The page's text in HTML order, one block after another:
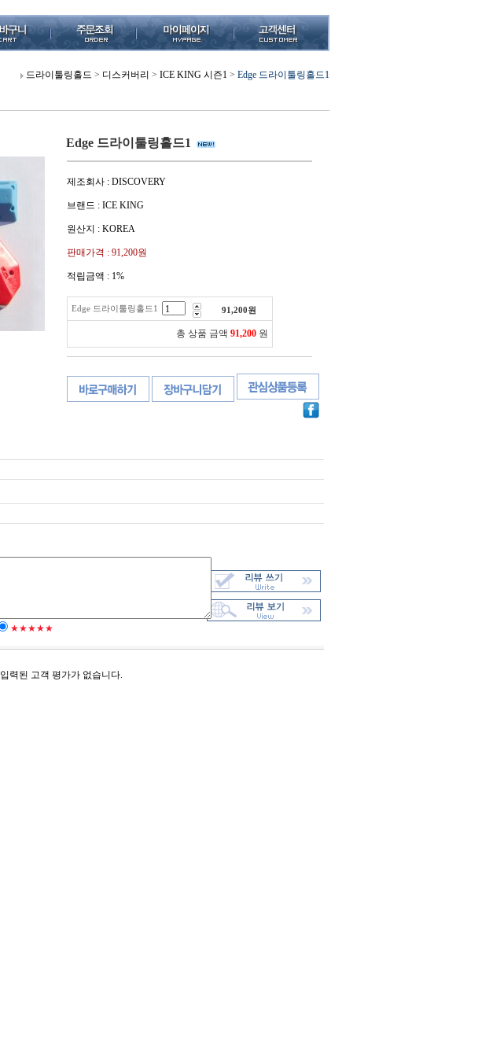
드라이툴링홀드 > 디스커버리 > ICE KING 시즌1 > Edge 드라이툴링홀드1
Edge 드라이툴링홀드1
제조회사 : DISCOVERY
브랜드 : ICE KING
원산지 : KOREA
판매가격 : 91,200원
적립금액 : 1%
Edge 드라이툴링홀드1 91,200원
총 상품 금액 91,200 원
★★★★★
입력된 고객 평가가 없습니다.